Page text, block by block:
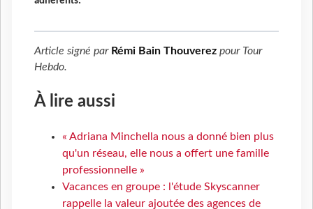
Article signé par Rémi Bain Thouverez pour Tour
Hebdo.
À lire aussi
« Adriana Minchella nous a donné bien plus
qu'un réseau, elle nous a offert une famille
professionnelle »
Vacances en groupe : l'étude Skyscanner
rappelle la valeur ajoutée des agences de